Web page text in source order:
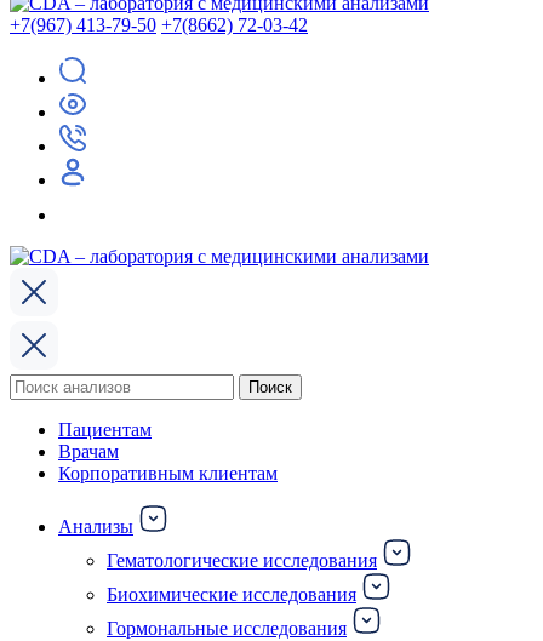
+7(967) 413-79-50 +7(8662) 72-03-42
Поиск
по:
Поиск
Пациентам
Врачам
Корпоративным клиентам
Анализы
Гематологические исследования
Биохимические исследования
Гормональные исследования